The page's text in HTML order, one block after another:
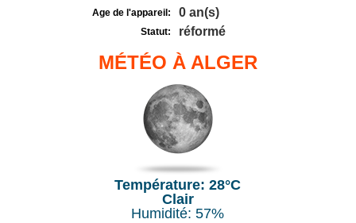
Age de l'appareil:
0 an(s)
Statut: réformé
MÉTÉO À ALGER
Température: 28°C
Clair
Humidité: 57%